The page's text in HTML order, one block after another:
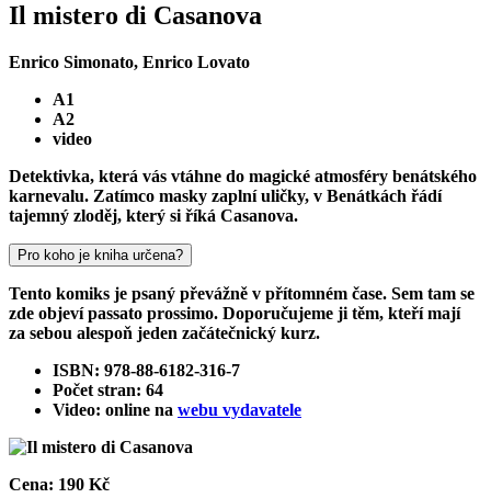
Il mistero di Casanova
Enrico Simonato, Enrico Lovato
A1
A2
video
Detektivka, která vás vtáhne do magické atmosféry benátského
karnevalu. Zatímco masky zaplní uličky, v Benátkách řádí
tajemný zloděj, který si říká Casanova.
Pro koho je kniha určena?
Tento komiks je psaný převážně v přítomném čase. Sem tam se
zde objeví passato prossimo. Doporučujeme ji těm, kteří mají
za sebou alespoň jeden začátečnický kurz.
ISBN: 978-88-6182-316-7
Počet stran: 64
Video: online na webu vydavatele
Cena: 190 Kč